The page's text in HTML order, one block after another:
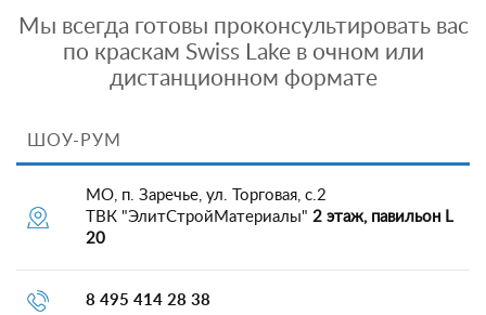
Мы всегда готовы проконсультировать вас
по краскам Swiss Lake в очном или
дистанционном формате
ШОУ-РУМ
МО, п. Заречье, ул. Торговая, с.2
ТВК "ЭлитСтройМатериалы" 2 этаж, павильон L
20
8 495 414 28 38